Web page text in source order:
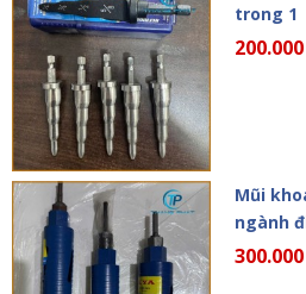
trong 1
Mũi
ngành